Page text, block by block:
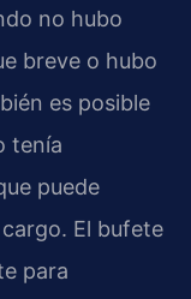
no hubo
breve o hubo
es posible
tenía
puede
El bufete
para